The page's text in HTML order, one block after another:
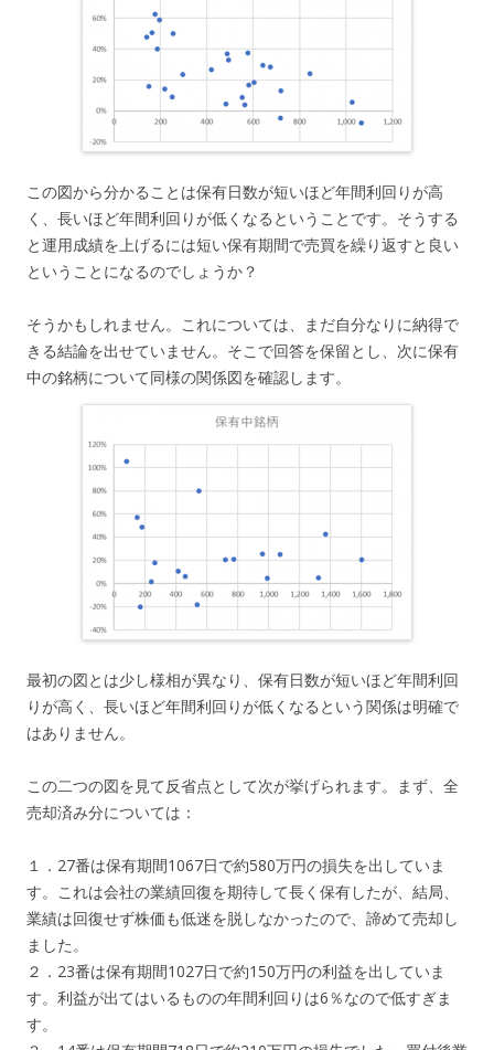
この図から分かることは保有日数が短いほど年間利回りが高
く、長いほど年間利回りが低くなるということです。そうする
と運用成績を上げるには短い保有期間で売買を繰り返すと良い
ということになるのでしょうか？
そうかもしれません。これについては、まだ自分なりに納得で
きる結論を出せていません。そこで回答を保留とし、次に保有
中の銘柄について同様の関係図を確認します。
最初の図とは少し様相が異なり、保有日数が短いほど年間利回
りが高く、長いほど年間利回りが低くなるという関係は明確で
はありません。
この二つの図を見て反省点として次が挙げられます。まず、全
売却済み分については：
１．27番は保有期間1067日で約580万円の損失を出していま
す。これは会社の業績回復を期待して長く保有したが、結局、
業績は回復せず株価も低迷を脱しなかったので、諦めて売却し
ました。
２．23番は保有期間1027日で約150万円の利益を出していま
す。利益が出てはいるものの年間利回りは6％なので低すぎま
す。